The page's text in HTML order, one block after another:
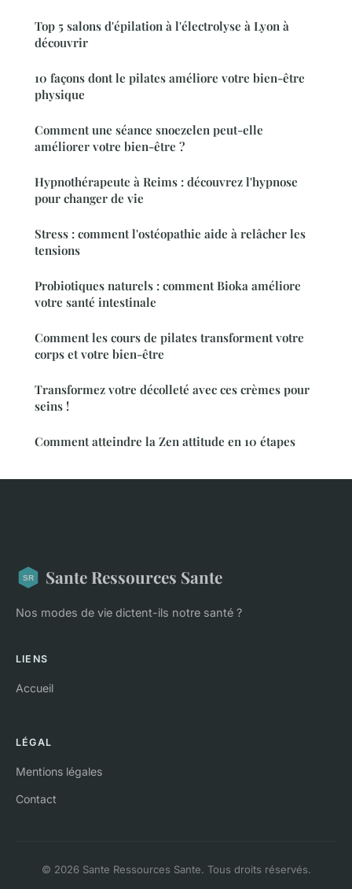
Top 5 salons d'épilation à l'électrolyse à Lyon à
découvrir
10 façons dont le pilates améliore votre bien-être
physique
Comment une séance snoezelen peut-elle
améliorer votre bien-être ?
Hypnothérapeute à Reims : découvrez l'hypnose
pour changer de vie
Stress : comment l'ostéopathie aide à relâcher les
tensions
Probiotiques naturels : comment Bioka améliore
votre santé intestinale
Comment les cours de pilates transforment votre
corps et votre bien-être
Transformez votre décolleté avec ces crèmes pour
seins !
Comment atteindre la Zen attitude en 10 étapes
Sante Ressources Sante
Nos modes de vie dictent-ils notre santé ?
LIENS
Accueil
LÉGAL
Mentions légales
Contact
© 2026 Sante Ressources Sante. Tous droits réservés.